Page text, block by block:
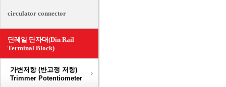
circulator connector
딘레일 단자대(Din Rail
Terminal Block)
가변저항 (반고정 저항)
Trimmer Potentiometer